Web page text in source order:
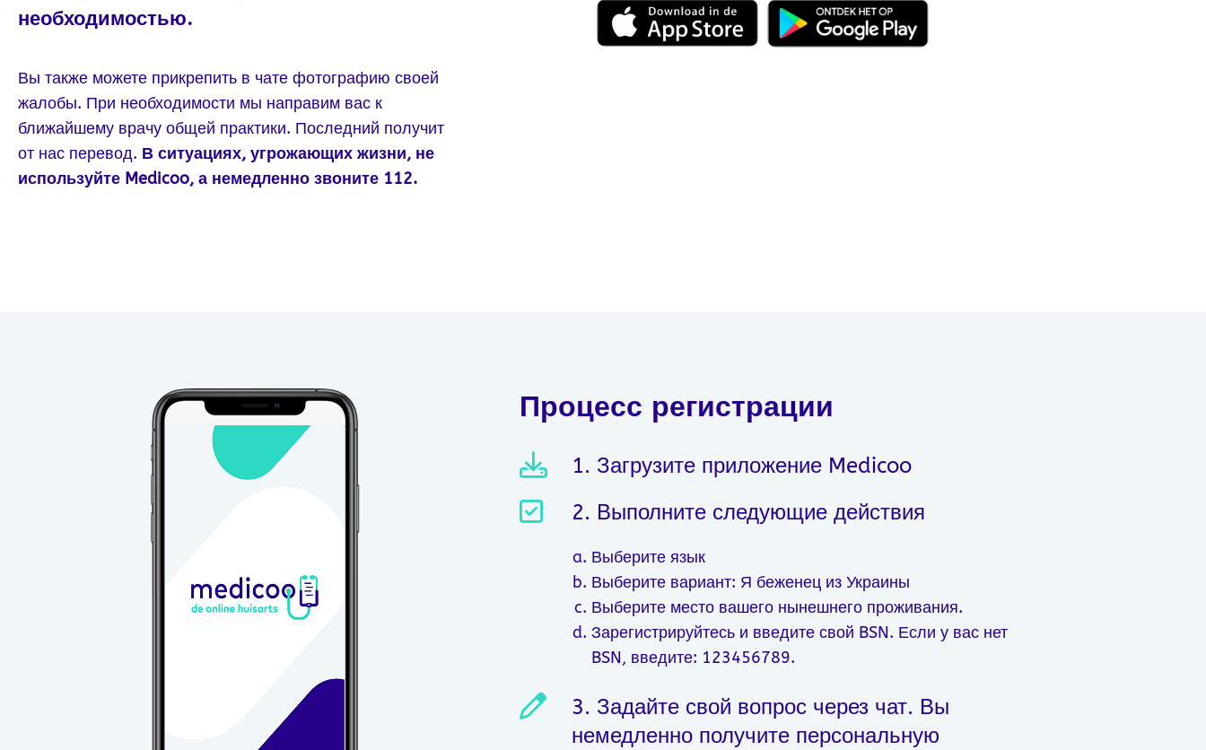
необходимостью.
Вы также можете прикрепить в чате фотографию своей
жалобы. При необходимости мы направим вас к
ближайшему врачу общей практики. Последний получит
от нас перевод. В ситуациях, угрожающих жизни, не
используйте Medicoo, а немедленно звоните 112.
Процесс регистрации
1. Загрузите приложение Medicoo
2. Выполните следующие действия
Выберите язык
Выберите вариант: Я беженец из Украины
Выберите место вашего нынешнего проживания.
Зарегистрируйтесь и введите свой BSN. Если у вас нет
BSN, введите: 123456789.
3. Задайте свой вопрос через чат. Вы
немедленно получите персональную